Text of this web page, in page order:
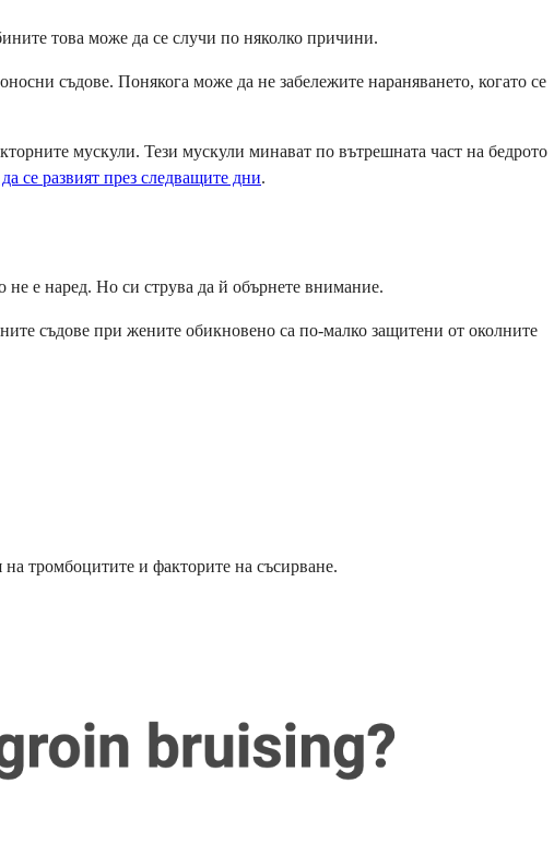
това може да се случи по няколко причини.
съдове. Понякога може да не забележите нараняването, когато се
мускули. Тези мускули минават по вътрешната част на бедрото
се развият през следващите дни.
е наред. Но си струва да й обърнете внимание.
съдове при жените обикновено са по-малко защитени от околните
тромбоцитите и факторите на съсирване.